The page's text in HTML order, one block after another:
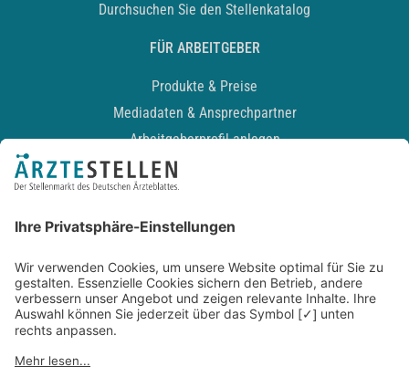
Durchsuchen Sie den Stellenkatalog
FÜR ARBEITGEBER
Produkte & Preise
Mediadaten & Ansprechpartner
Arbeitgeberprofil anlegen
Recruiting-Podcast
Kontakt
Datenschutz
Newsletter